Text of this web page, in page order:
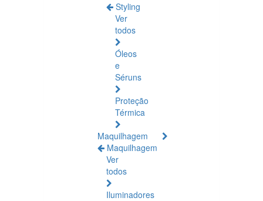
Styling
Ver
todos
Óleos
e
Séruns
Proteção
Térmica
Maquilhagem
Maquilhagem
Ver
todos
Iluminadores